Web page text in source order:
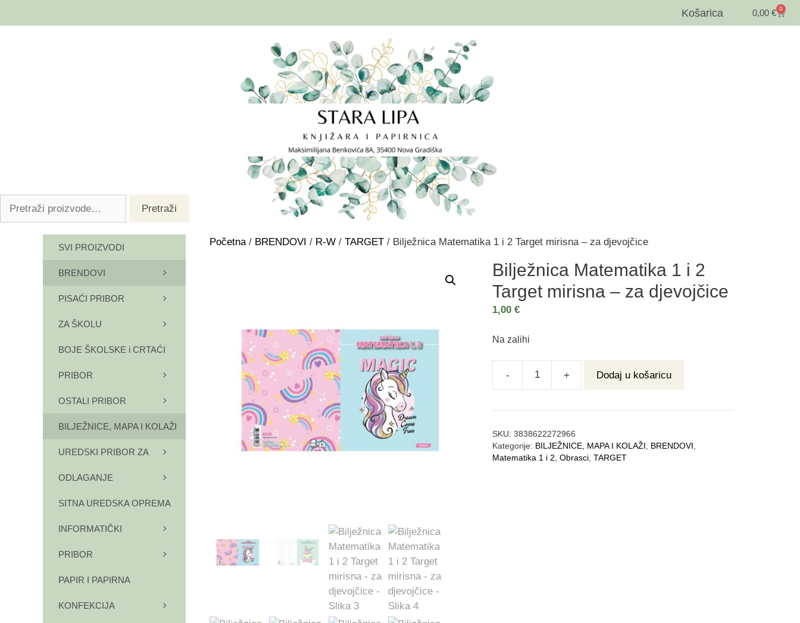
Košarica 0,00€ 0
Pretraži
Početna/ BRENDOVI / R-W / TARGET / Bilježnica Matematika 1 i 2 Target mirisna – za djevojčice
Bilježnica Matematika 1 i 2
Target mirisna – za djevojčice
1,00€
Na zalihi
- + Dodaj u košaricu
SKU:3838622272966
Kategorije: BILJEŽNICE, MAPA I KOLAŽI , BRENDOVI ,
Matematika 1 i 2,Obrasci,TARGET
SVI PROIZVODI
BRENDOVI
PISAĆI PRIBOR
ZA ŠKOLU
BOJE ŠKOLSKE i CRTAĆI
PRIBOR
OSTALI PRIBOR
BILJEŽNICE, MAPA I KOLAŽI
UREDSKI PRIBOR ZA
ODLAGANJE
SITNA UREDSKA OPREMA
INFORMATIČKI
PRIBOR
PAPIR I PAPIRNA
KONFEKCIJA